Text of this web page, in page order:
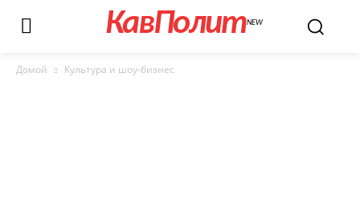
КавПолитNEW
Домой Культура и шоу-бизнес